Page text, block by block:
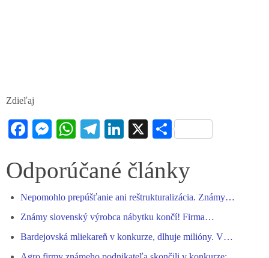
Zdieľaj
Fa
bo
ok
M
se
er
W
ts
pp
Te
gr
m
Li
ed
X S
re
Odporúčané články
Nepomohlo prepúšťanie ani reštrukturalizácia. Známy…
Známy slovenský výrobca nábytku končí! Firma…
Bardejovská mliekareň v konkurze, dlhuje milióny. V…